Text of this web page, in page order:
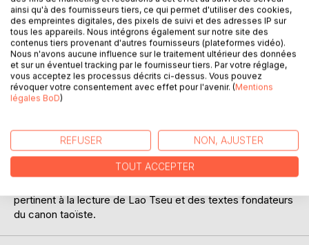
"Lettre au vent", recueil de pensées d'un maître taoïste
resté anonyme, offre un saisissant témoignage de sagesse
extrême-orientale à destination de tous.
La vie, la mort, le bien et le mal, la parole et les mots,
l'humilité et le renoncement, comment trouver sa place
gré de pages lumineuses, réduites à l'essentiel, toutes
marquées du sceau de l'insondable.
En puisant à la source d'un Tao primitif, dans un style
pertinent à la lecture de Lao Tseu et des textes fondateurs
du canon taoïste.
ainsi qu'à des fournisseurs tiers, ce qui permet d'utiliser des cookies,
des empreintes digitales, des pixels de suivi et des adresses IP sur
tous les appareils. Nous intégrons également sur notre site des
contenus tiers provenant d'autres fournisseurs (plateformes vidéo).
Nous n'avons aucune influence sur le traitement ultérieur des données
et sur un éventuel tracking par le fournisseur tiers. Par votre réglage,
vous acceptez les processus décrits ci-dessus. Vous pouvez
révoquer votre consentement avec effet pour l'avenir. (Mentions
légales BoD)
REFUSER NON, AJUSTER
TOUT ACCEPTER